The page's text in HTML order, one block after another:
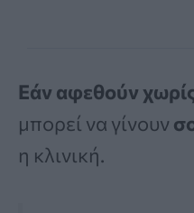
Εάν αφεθούν
μπορεί να γίνουν
η κλινική.